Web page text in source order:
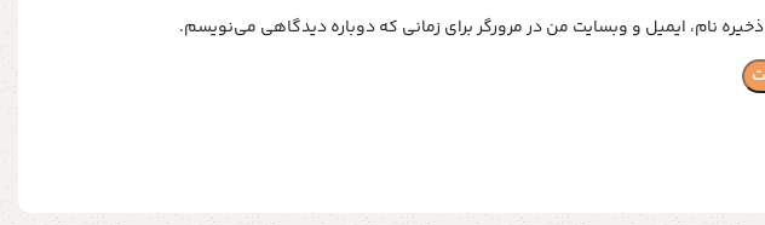
ذخیره نام، ایمیل و وبسایت من در مرورگر برای زمانی که دوباره دیدگاهی می‌نویسم.